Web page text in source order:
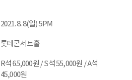
2021. 8. 8(일) 5PM
롯데콘서트홀
R석 65,000원 / S석 55,000원 / A석
45,000원